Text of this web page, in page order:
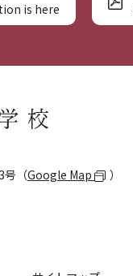
is here
号（Google Map
）